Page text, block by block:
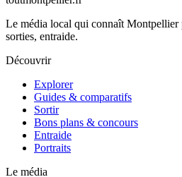
Le média local qui connaît Montpellier
sorties, entraide.
Découvrir
Explorer
Guides & comparatifs
Sortir
Bons plans & concours
Entraide
Portraits
Le média